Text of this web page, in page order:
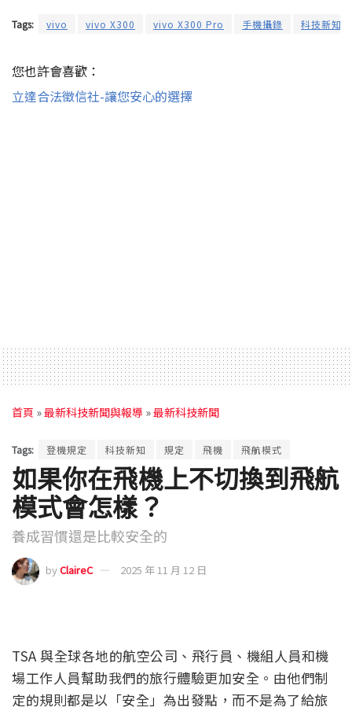
Tags: vivo vivo X300 vivo X300 Pro 手機攝錄 科技新知
您也許會喜歡：
立達合法徵信社-讓您安心的選擇
首頁 »最新科技新聞與報導 »最新科技新聞
Tags: 登機規定 科技新知 規定 飛機 飛航模式
如果你在飛機上不切換到飛航
模式會怎樣？
養成習慣還是比較安全的
byClaireC 2025 年 11 月 12 日
TSA 與全球各地的航空公司、飛行員、機組人員和機
場工作人員幫助我們的旅行體驗更加安全。由他們制
定的規則都是以「安全」為出發點，而不是為了給旅